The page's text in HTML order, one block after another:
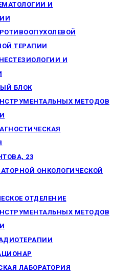
И
ТЕРАПИИ
И
БЛОК
МЕТОДОВ
23
ОНКОЛОГИЧЕСКОЙ
ОТДЕЛЕНИЕ
МЕТОДОВ
ЛАБОРАТОРИЯ